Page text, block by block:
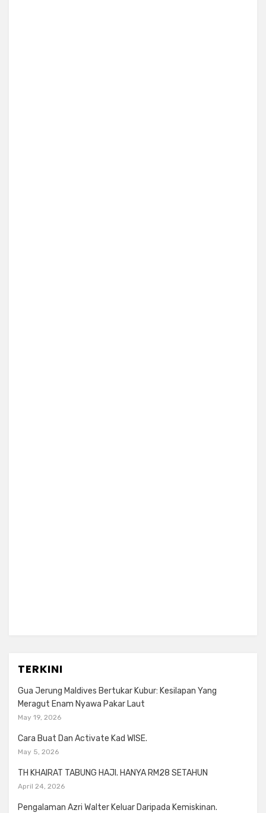
TERKINI
Gua Jerung Maldives Bertukar Kubur: Kesilapan Yang
Meragut Enam Nyawa Pakar Laut
May 19, 2026
Cara Buat Dan Activate Kad WISE.
May 5, 2026
TH KHAIRAT TABUNG HAJI. HANYA RM28 SETAHUN
April 24, 2026
Pengalaman Azri Walter Keluar Daripada Kemiskinan.